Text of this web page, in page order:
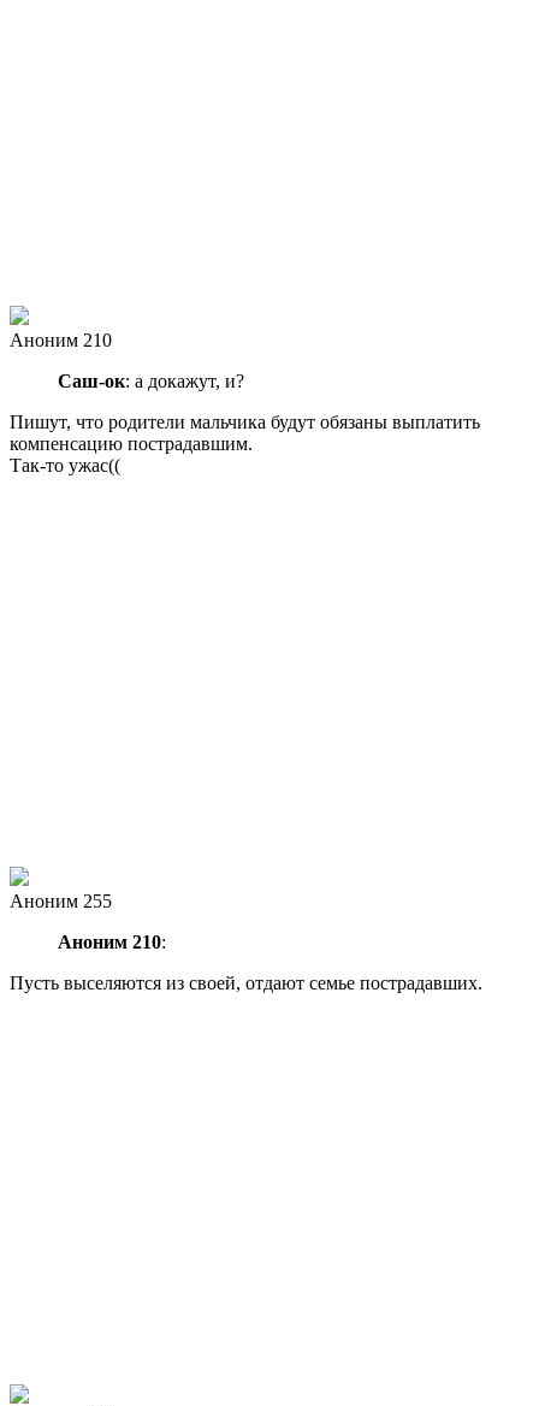
Аноним 210
Сaш-ок: а докажут, и?
Пишут, что родители мальчика будут обязаны выплатить
компенсацию пострадавшим.
Так-то ужас((
Аноним 255
Аноним 210:
Пусть выселяются из своей, отдают семье пострадавших.